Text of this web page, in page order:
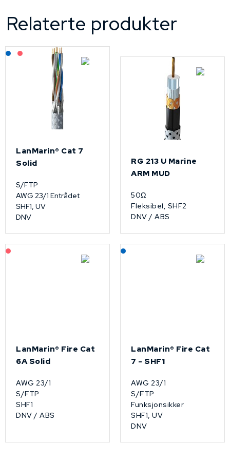
Relaterte produkter
Lagerført: NEK Kabel
På forespørsel
LanMarin® Cat 7
Solid
S/FTP
AWG 23/1 Entrådet
SHF1, UV
DNV
RG 213 U Marine
ARM MUD
50Ω
Fleksibel, SHF2
DNV / ABS
LanMarin® Fire Cat
6A Solid
AWG 23/1
S/FTP
SHF1
DNV / ABS
LanMarin® Fire Cat
7 - SHF1
AWG 23/1
S/FTP
Funksjonsikker
SHF1, UV
DNV